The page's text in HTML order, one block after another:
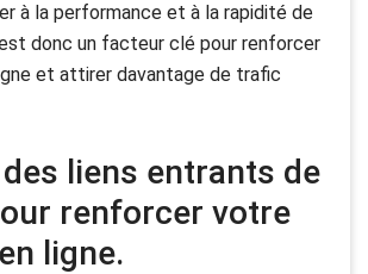
à la performance et à la rapidité de
donc un facteur clé pour renforcer
et attirer davantage de trafic
liens entrants de
renforcer votre
ligne.